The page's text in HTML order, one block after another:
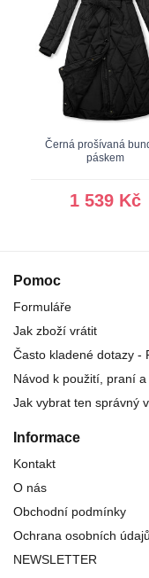
Černá prošívaná
páskem
1 539 Kč
Pomoc
Formuláře
Jak zboží vrátit
Často kladené dotazy -
Návod k použití, praní
Jak vybrat ten správný
Informace
Kontakt
O nás
Obchodní podmínky
Ochrana osobních údajů
NEWSLETTER